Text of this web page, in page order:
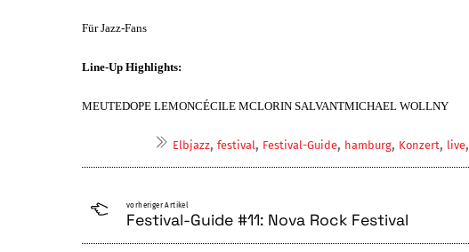
Für Jazz-Fans
Line-Up Highlights:
MEUTEDOPE LEMONCÉCILE MCLORIN SALVANTMICHAEL WOLLNY
Elbjazz, festival, Festival-Guide, hamburg, Konzert, live,
vorheriger Artikel
Festival-Guide #11: Nova Rock Festival